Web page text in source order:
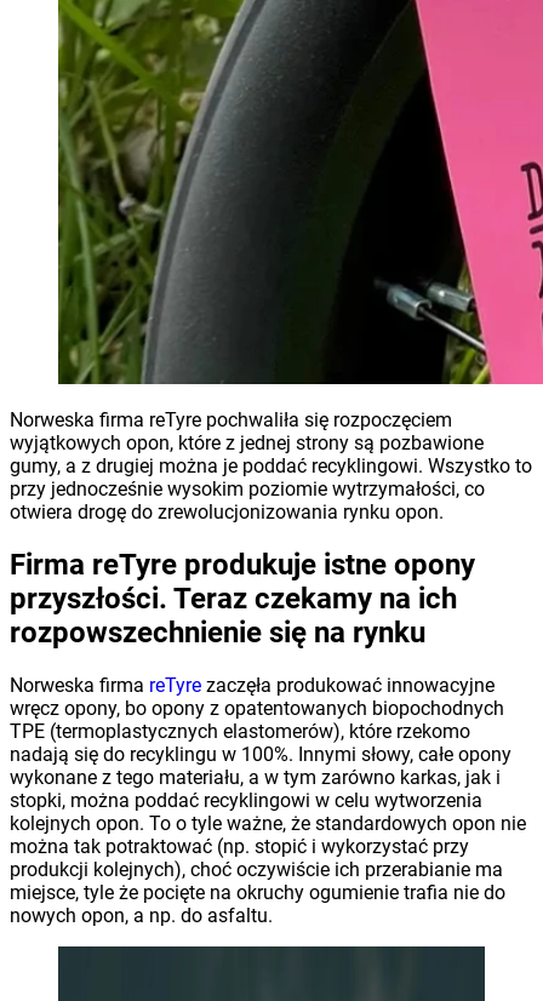
Norweska firma reTyre pochwaliła się rozpoczęciem
wyjątkowych opon, które z jednej strony są pozbawione
gumy, a z drugiej można je poddać recyklingowi. Wszystko to
przy jednocześnie wysokim poziomie wytrzymałości, co
otwiera drogę do zrewolucjonizowania rynku opon.
Firma reTyre produkuje istne opony
przyszłości. Teraz czekamy na ich
rozpowszechnienie się na rynku
Norweska firma reTyre zaczęła produkować innowacyjne
wręcz opony, bo opony z opatentowanych biopochodnych
TPE (termoplastycznych elastomerów), które rzekomo
nadają się do recyklingu w 100%. Innymi słowy, całe opony
wykonane z tego materiału, a w tym zarówno karkas, jak i
stopki, można poddać recyklingowi w celu wytworzenia
kolejnych opon. To o tyle ważne, że standardowych opon nie
można tak potraktować (np. stopić i wykorzystać przy
produkcji kolejnych), choć oczywiście ich przerabianie ma
miejsce, tyle że pocięte na okruchy ogumienie trafia nie do
nowych opon, a np. do asfaltu.